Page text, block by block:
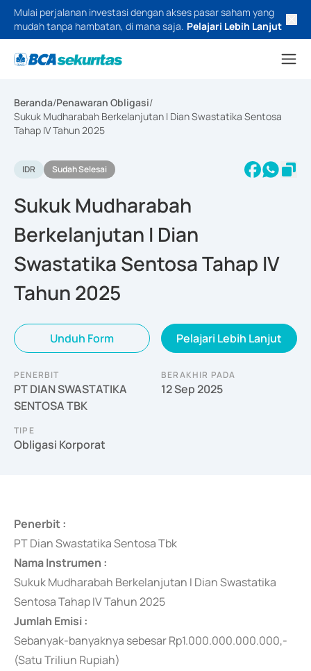
Mulai perjalanan investasi dengan akses pasar saham yang
mudah tanpa hambatan, di mana saja. Pelajari Lebih Lanjut
Beranda/Penawaran Obligasi/
Sukuk Mudharabah Berkelanjutan I Dian Swastatika Sentosa
Tahap IV Tahun 2025
IDR Sudah Selesai
Sukuk Mudharabah
Berkelanjutan I Dian
Swastatika Sentosa Tahap IV
Tahun 2025
Unduh Form Pelajari Lebih Lanjut
PENERBIT
PT DIAN SWASTATIKA
SENTOSA TBK
BERAKHIR PADA
12 Sep 2025
TIPE
Obligasi Korporat
Penerbit :
PT Dian Swastatika Sentosa Tbk
Nama Instrumen :
Sukuk Mudharabah Berkelanjutan I Dian Swastatika
Sentosa Tahap IV Tahun 2025
Jumlah Emisi :
Sebanyak-banyaknya sebesar Rp1.000.000.000.000,-
(Satu Triliun Rupiah)